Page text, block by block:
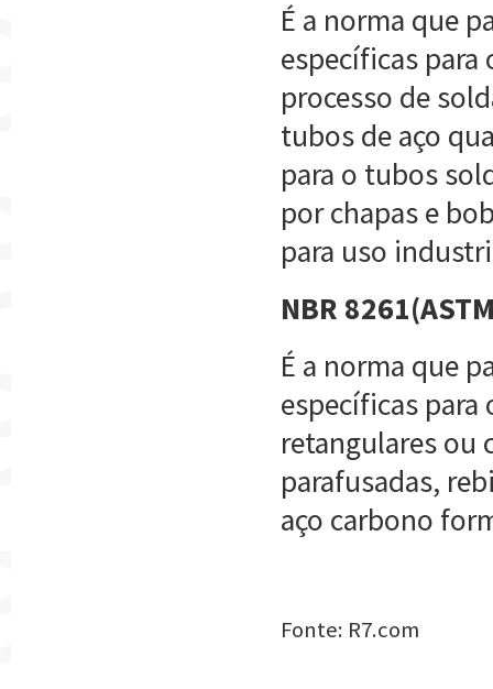
É a norma que
específicas
processo de
tubos de aço
para o tubos
por chapas e
para uso
NBR
É a norma que
específicas
retangulares ou
parafusadas,
aço carbono
Fonte: R7.com